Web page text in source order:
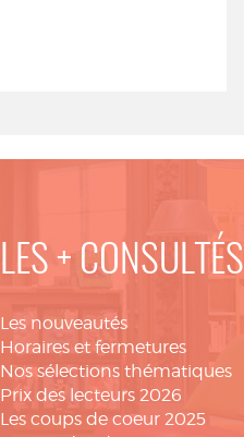
LES + CONSULTÉS
Les nouveautés
Horaires et fermetures
Nos sélections thématiques
Prix des lecteurs 2026
Les coups de coeur 2025